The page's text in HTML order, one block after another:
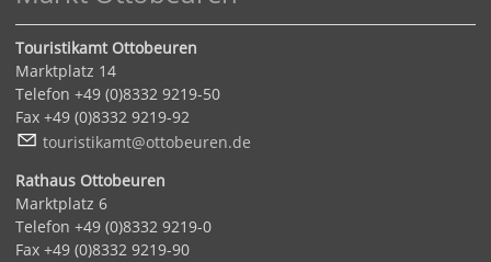
Touristikamt Ottobeuren
Marktplatz 14
Telefon +49 (0)8332 9219-50
Fax +49 (0)8332 9219-92
t
r st k mt tt b r n d
Rathaus Ottobeuren
Marktplatz 6
Telefon +49 (0)8332 9219-0
Fax +49 (0)8332 9219-90